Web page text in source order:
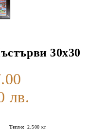
30х30
лв.
Тегло: 2.500 кг